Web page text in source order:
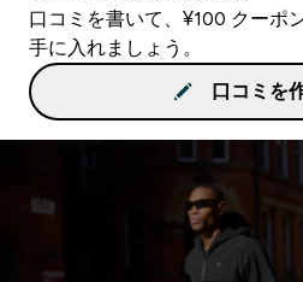
口コミを書いて、¥100 クーポ
手に入れましょう。
口コミを